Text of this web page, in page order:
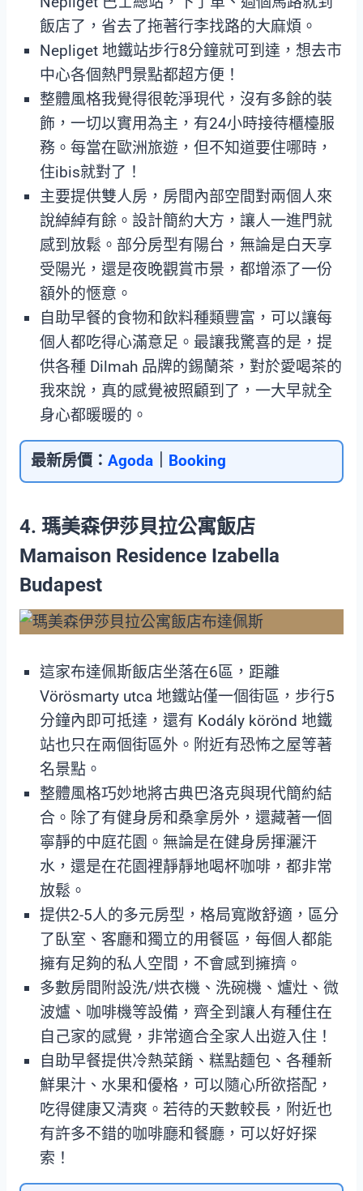
飯店了，省去了拖著行李找路的大麻煩。
Nepliget 地鐵站步行8分鐘就可到達，想去市
中心各個熱門景點都超方便！
整體風格我覺得很乾淨現代，沒有多餘的裝
飾，一切以實用為主，有24小時接待櫃檯服
務。每當在歐洲旅遊，但不知道要住哪時，
住ibis就對了！
主要提供雙人房，房間內部空間對兩個人來
說綽綽有餘。設計簡約大方，讓人一進門就
感到放鬆。部分房型有陽台，無論是白天享
受陽光，還是夜晚觀賞市景，都增添了一份
額外的愜意。
自助早餐的食物和飲料種類豐富，可以讓每
個人都吃得心滿意足。最讓我驚喜的是，提
供各種 Dilmah 品牌的錫蘭茶，對於愛喝茶的
我來說，真的感覺被照顧到了，一大早就全
身心都暖暖的。
最新房價： Agoda｜ Booking
4. 瑪美森伊莎貝拉公寓飯店
Mamaison Residence Izabella
Budapest
這家布達佩斯飯店坐落在6區，距離
Vörösmarty utca 地鐵站僅一個街區，步行5
分鐘內即可抵達，還有 Kodály körönd 地鐵
站也只在兩個街區外。附近有恐怖之屋等著
名景點。
整體風格巧妙地將古典巴洛克與現代簡約結
合。除了有健身房和桑拿房外，還藏著一個
寧靜的中庭花園。無論是在健身房揮灑汗
水，還是在花園裡靜靜地喝杯咖啡，都非常
放鬆。
提供2-5人的多元房型，格局寬敞舒適，區分
了臥室、客廳和獨立的用餐區，每個人都能
擁有足夠的私人空間，不會感到擁擠。
多數房間附設洗/烘衣機、洗碗機、爐灶、微
波爐、咖啡機等設備，齊全到讓人有種住在
自己家的感覺，非常適合全家人出遊入住！
自助早餐提供冷熱菜餚、糕點麵包、各種新
鮮果汁、水果和優格，可以隨心所欲搭配，
吃得健康又清爽。若待的天數較長，附近也
有許多不錯的咖啡廳和餐廳，可以好好探
索！